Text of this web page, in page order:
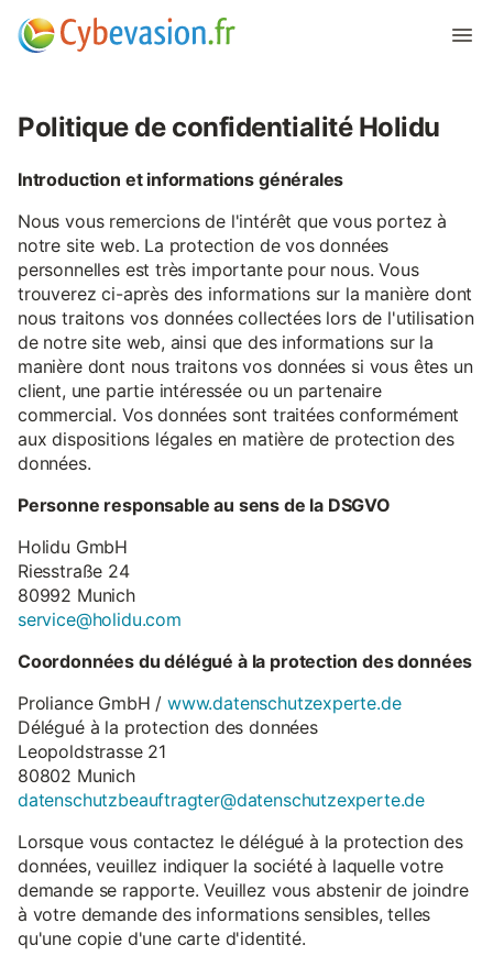
Politique de confidentialité Holidu
Introduction et informations générales
Nous vous remercions de l'intérêt que vous portez à
notre site web. La protection de vos données
personnelles est très importante pour nous. Vous
trouverez ci-après des informations sur la manière dont
nous traitons vos données collectées lors de l'utilisation
de notre site web, ainsi que des informations sur la
manière dont nous traitons vos données si vous êtes un
client, une partie intéressée ou un partenaire
commercial. Vos données sont traitées conformément
aux dispositions légales en matière de protection des
données.
Personne responsable au sens de la DSGVO
Holidu GmbH
Riesstraße 24
80992 Munich
service@holidu.com
Coordonnées du délégué à la protection des données
Proliance GmbH /www.datenschutzexperte.de
Délégué à la protection des données
Leopoldstrasse 21
80802 Munich
datenschutzbeauftragter@datenschutzexperte.de
Lorsque vous contactez le délégué à la protection des
données, veuillez indiquer la société à laquelle votre
demande se rapporte. Veuillez vous abstenir de joindre
à votre demande des informations sensibles, telles
qu'une copie d'une carte d'identité.